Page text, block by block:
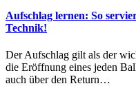
Aufschlag lernen: So
Technik!
Der Aufschlag gilt als der
die Eröffnung eines jeden
auch über den Return…